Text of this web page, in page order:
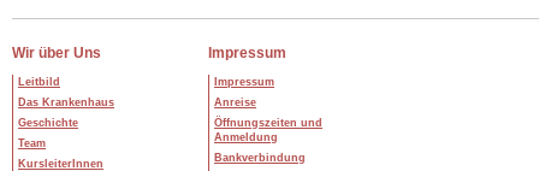
Wir über Uns
Leitbild
Das Krankenhaus
Geschichte
Team
KursleiterInnen
Impressum
Impressum
Anreise
Öffnungszeiten und
Anmeldung
Bankverbindung